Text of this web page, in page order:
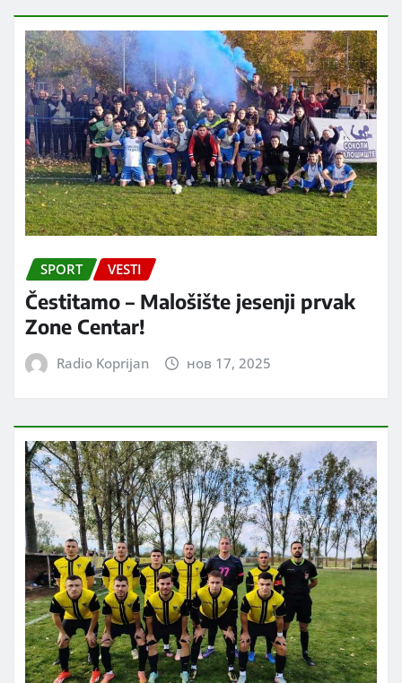
SPORT VESTI
Čestitamo – Malošište jesenji prvak
Zone Centar!
Radio Koprijan нов 17, 2025